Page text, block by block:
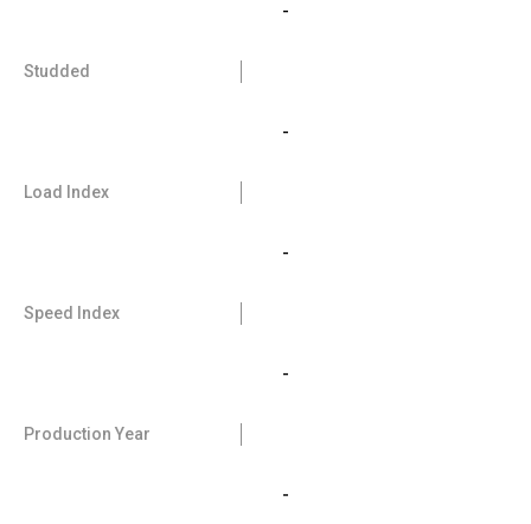
-
Studded
-
Load Index
-
Speed Index
-
Production Year
-